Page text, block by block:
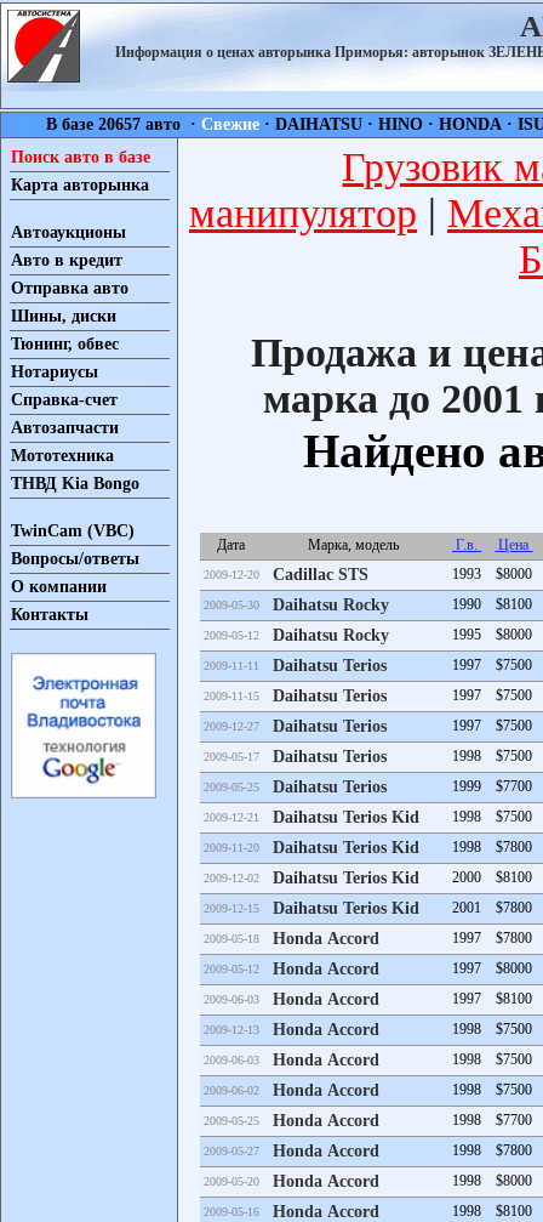
Информация о ценах авторынка Приморья: авторынок
В базе 20657 авто ·Свежие ·DAIHATSU ·HINO ·HONDA ·
Поиск авто в базе
Карта авторынка
Автоаукционы
Авто в кредит
Отправка авто
Шины, диски
Тюнинг, обвес
Нотариусы
Справка-счет
Автозапчасти
Мототехника
ТНВД Kia Bongo
TwinCam (VBC)
Вопросы/ответы
О компании
Контакты
Грузовик
манипулятор |
Продажа и
марка до 2001
Найдено
Дата Марка, модель Г.в. Цена
2009-12-20 Cadillac STS 1993 $8000
2009-05-30 Daihatsu Rocky 1990 $8100
2009-05-12 Daihatsu Rocky 1995 $8000
2009-11-11 Daihatsu Terios 1997 $7500
2009-11-15 Daihatsu Terios 1997 $7500
2009-12-27 Daihatsu Terios 1997 $7500
2009-05-17 Daihatsu Terios 1998 $7500
2009-05-25 Daihatsu Terios 1999 $7700
2009-12-21 Daihatsu Terios Kid 1998 $7500
2009-11-20 Daihatsu Terios Kid 1998 $7800
2009-12-02 Daihatsu Terios Kid 2000 $8100
2009-12-15 Daihatsu Terios Kid 2001 $7800
2009-05-18 Honda Accord 1997 $7800
2009-05-12 Honda Accord 1997 $8000
2009-06-03 Honda Accord 1997 $8100
2009-12-13 Honda Accord 1998 $7500
2009-06-03 Honda Accord 1998 $7500
2009-06-02 Honda Accord 1998 $7500
2009-05-25 Honda Accord 1998 $7700
2009-05-27 Honda Accord 1998 $7800
2009-05-20 Honda Accord 1998 $8000
2009-05-16 Honda Accord 1998 $8100